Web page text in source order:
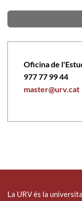
Oficina de
977 77 99 44
master@urv.cat
La URV és la